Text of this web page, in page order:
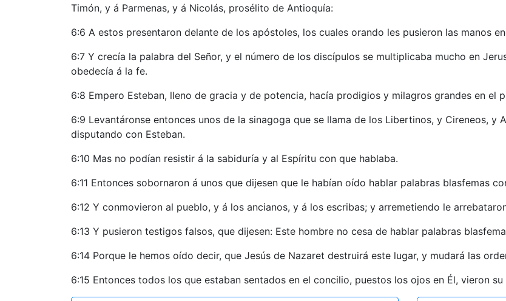
Timón, y á Parmenas, y á Nicolás, prosélito de Antioquía:
6:6 A estos presentaron delante de los apóstoles, los cuales orando les pusieron las manos
6:7 Y crecía la palabra del Señor, y el número de los discípulos se multiplicaba mucho en
obedecía á la fe.
6:8 Empero Esteban, lleno de gracia y de potencia, hacía prodigios y milagros grandes en el
6:9 Levantáronse entonces unos de la sinagoga que se llama de los Libertinos, y Cireneos, y
disputando con Esteban.
6:10 Mas no podían resistir á la sabiduría y al Espíritu con que hablaba.
6:11 Entonces sobornaron á unos que dijesen que le habían oído hablar palabras blasfemas
6:12 Y conmovieron al pueblo, y á los ancianos, y á los escribas; y arremetiendo le
6:13 Y pusieron testigos falsos, que dijesen: Este hombre no cesa de hablar palabras
6:14 Porque le hemos oído decir, que Jesús de Nazaret destruirá este lugar, y mudará las
6:15 Entonces todos los que estaban sentados en el concilio, puestos los ojos en Él, vieron